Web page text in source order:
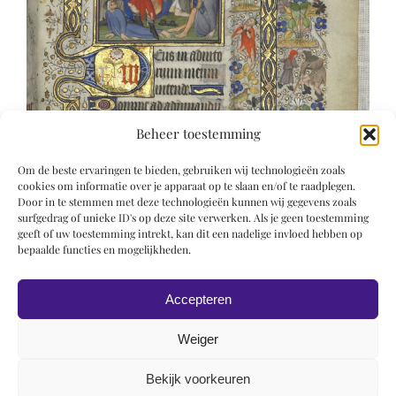
Beheer toestemming
Om de beste ervaringen te bieden, gebruiken wij technologieën zoals
cookies om informatie over je apparaat op te slaan en/of te raadplegen.
Door in te stemmen met deze technologieën kunnen wij gegevens zoals
surfgedrag of unieke ID's op deze site verwerken. Als je geen toestemming
geeft of uw toestemming intrekt, kan dit een nadelige invloed hebben op
bepaalde functies en mogelijkheden.
Accepteren
Weiger
Bekijk voorkeuren